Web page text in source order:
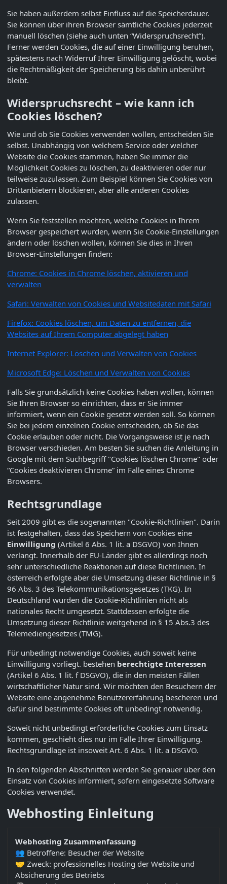
Sie haben außerdem selbst Einfluss auf die Speicherdauer.
Sie können über ihren Browser sämtliche Cookies jederzeit
manuell löschen (siehe auch unten “Widerspruchsrecht”).
Ferner werden Cookies, die auf einer Einwilligung beruhen,
spätestens nach Widerruf Ihrer Einwilligung gelöscht, wobei
die Rechtmäßigkeit der Speicherung bis dahin unberührt
bleibt.
Widerspruchsrecht – wie kann ich
Cookies löschen?
Wie und ob Sie Cookies verwenden wollen, entscheiden Sie
selbst. Unabhängig von welchem Service oder welcher
Website die Cookies stammen, haben Sie immer die
Möglichkeit Cookies zu löschen, zu deaktivieren oder nur
teilweise zuzulassen. Zum Beispiel können Sie Cookies von
Drittanbietern blockieren, aber alle anderen Cookies
zulassen.
Wenn Sie feststellen möchten, welche Cookies in Ihrem
Browser gespeichert wurden, wenn Sie Cookie-Einstellungen
ändern oder löschen wollen, können Sie dies in Ihren
Browser-Einstellungen finden:
Chrome: Cookies in Chrome löschen, aktivieren und
verwalten
Safari: Verwalten von Cookies und Websitedaten mit Safari
Firefox: Cookies löschen, um Daten zu entfernen, die
Websites auf Ihrem Computer abgelegt haben
Internet Explorer: Löschen und Verwalten von Cookies
Microsoft Edge: Löschen und Verwalten von Cookies
Falls Sie grundsätzlich keine Cookies haben wollen, können
Sie Ihren Browser so einrichten, dass er Sie immer
informiert, wenn ein Cookie gesetzt werden soll. So können
Sie bei jedem einzelnen Cookie entscheiden, ob Sie das
Cookie erlauben oder nicht. Die Vorgangsweise ist je nach
Browser verschieden. Am besten Sie suchen die Anleitung in
Google mit dem Suchbegriff "Cookies löschen Chrome" oder
“Cookies deaktivieren Chrome” im Falle eines Chrome
Browsers.
Rechtsgrundlage
Seit 2009 gibt es die sogenannten "Cookie-Richtlinien". Darin
ist festgehalten, dass das Speichern von Cookies eine
Einwilligung (Artikel 6 Abs. 1 lit. a DSGVO) von Ihnen
verlangt. Innerhalb der EU-Länder gibt es allerdings noch
sehr unterschiedliche Reaktionen auf diese Richtlinien. In
österreich erfolgte aber die Umsetzung dieser Richtlinie in §
96 Abs. 3 des Telekommunikationsgesetzes (TKG). In
Deutschland wurden die Cookie-Richtlinien nicht als
nationales Recht umgesetzt. Stattdessen erfolgte die
Umsetzung dieser Richtlinie weitgehend in § 15 Abs.3 des
Telemediengesetzes (TMG).
Für unbedingt notwendige Cookies, auch soweit keine
Einwilligung vorliegt. bestehen berechtigte Interessen
(Artikel 6 Abs. 1 lit. f DSGVO), die in den meisten Fällen
wirtschaftlicher Natur sind. Wir möchten den Besuchern der
Website eine angenehme Benutzererfahrung bescheren und
dafür sind bestimmte Cookies oft unbedingt notwendig.
Soweit nicht unbedingt erforderliche Cookies zum Einsatz
kommen, geschieht dies nur im Falle Ihrer Einwilligung.
Rechtsgrundlage ist insoweit Art. 6 Abs. 1 lit. a DSGVO.
In den folgenden Abschnitten werden Sie genauer über den
Einsatz von Cookies informiert, sofern eingesetzte Software
Cookies verwendet.
Webhosting Einleitung
Webhosting Zusammenfassung
👥 Betroffene: Besucher der Website
🤝 Zweck: professionelles Hosting der Website und
Absicherung des Betriebs